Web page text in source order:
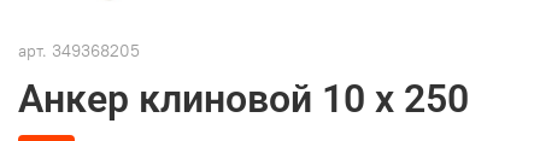
арт. 349368205
Анкер клиновой 10 x 250